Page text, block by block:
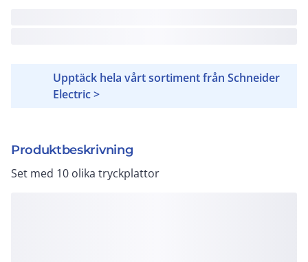
Upptäck hela vårt sortiment från Schneider
Electric >
Produktbeskrivning
Set med 10 olika tryckplattor